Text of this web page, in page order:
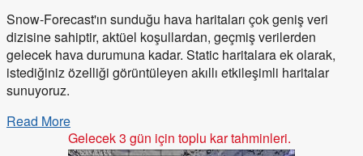
Snow-Forecast'ın sunduğu hava haritaları çok geniş veri
dizisine sahiptir, aktüel koşullardan, geçmiş verilerden
gelecek hava durumuna kadar. Static haritalara ek olarak,
istediğiniz özelliği görüntüleyen akıllı etkileşimli haritalar
sunuyoruz.
Read More
Gelecek 3 gün için toplu kar tahminleri.